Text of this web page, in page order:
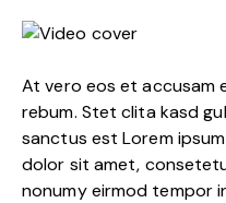
At vero eos et accusam
rebum. Stet clita kasd
sanctus est Lorem
dolor sit amet,
nonumy eirmod tempor